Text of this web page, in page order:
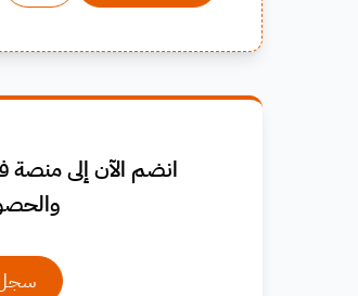
انضم الآن إلى منصة
سجل